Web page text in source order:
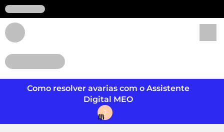
Como resolver avarias com o Assistente
Digital MEO
J